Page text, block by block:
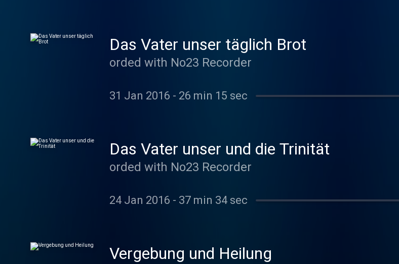
Das Vater unser täglich Brot
orded with No23 Recorder
31 Jan 2016 - 26 min 15 sec
Das Vater unser und die Trinität
orded with No23 Recorder
24 Jan 2016 - 37 min 34 sec
Vergebung und Heilung